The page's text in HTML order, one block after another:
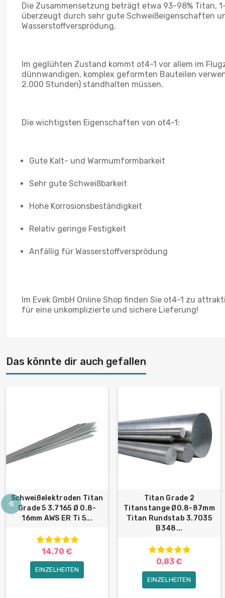
Die Zusammensetzung beträgt etwa 93-98% Titan,
überzeugt durch sehr gute Schweißeigenschaften
Wasserstoffversprödung.
Im geglühten Zustand kommt ot4-1 vor allem im
dünnwandigen, komplex geformten Bauteilen
2.000 Stunden) standhalten müssen.
Die wichtigsten Eigenschaften von ot4-1:
Gute Kalt- und Warmumformbarkeit
Sehr gute Schweißbarkeit
Hohe Korrosionsbeständigkeit
Relativ geringe Festigkeit
Anfällig für Wasserstoffversprödung
Im Evek GmbH Online Shop finden Sie ot4-1 zu
für eine unkomplizierte und sichere Lieferung!
Das könnte dir auch gefallen
Schweißelektroden Titan
Grade 5 3.7165 Ø 0.8-
16mm AWS ER Ti 5...
14,70 €
EINZELHEITEN
Titan Grade 2
Titanstange Ø0.8-87mm
Titan Rundstab 3.7035
B348...
0,83 €
EINZELHEITEN